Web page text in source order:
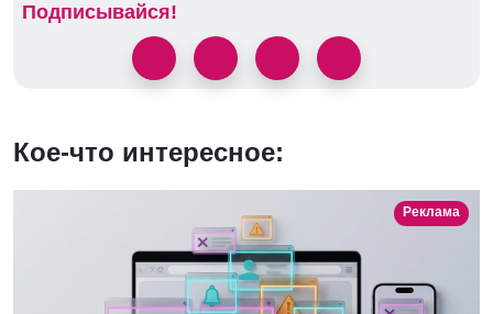
Подписывайся!
Кое-что интересное:
Реклама